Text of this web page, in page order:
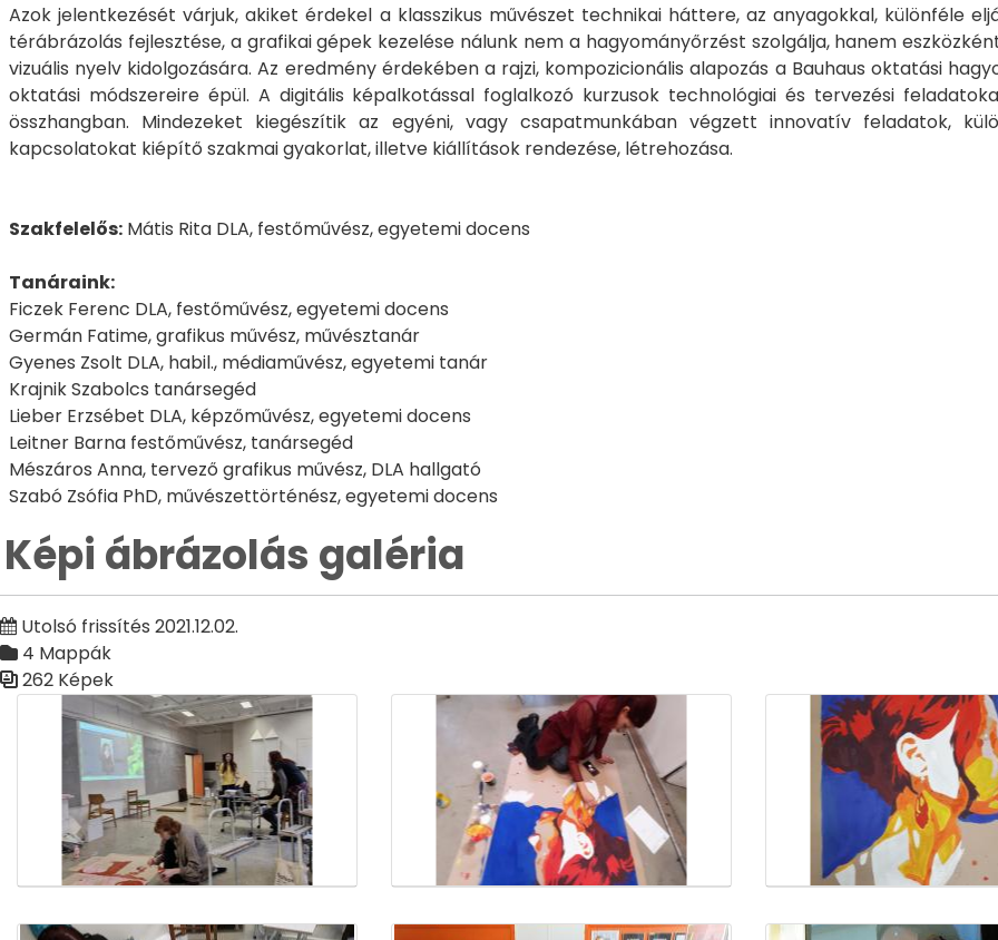
Azok jelentkezését várjuk, akiket érdekel a klasszikus művészet technikai háttere, az anyagokkal, különféle
térábrázolás fejlesztése, a grafikai gépek kezelése nálunk nem a hagyományőrzést szolgálja, hanem
vizuális nyelv kidolgozására. Az eredmény érdekében a rajzi, kompozicionális alapozás a Bauhaus oktatási
oktatási módszereire épül. A digitális képalkotással foglalkozó kurzusok technológiai és tervezési
összhangban. Mindezeket kiegészítik az egyéni, vagy csapatmunkában végzett innovatív feladatok,
kapcsolatokat kiépítő szakmai gyakorlat, illetve kiállítások rendezése, létrehozása.
Szakfelelős: Mátis Rita DLA, festőművész, egyetemi docens
Tanáraink:
Ficzek Ferenc DLA, festőművész, egyetemi docens
Germán Fatime, grafikus művész, művésztanár
Gyenes Zsolt DLA, habil., médiaművész, egyetemi tanár
Krajnik Szabolcs tanársegéd
Lieber Erzsébet DLA, képzőművész, egyetemi docens
Leitner Barna festőművész, tanársegéd
Mészáros Anna, tervező grafikus művész, DLA hallgató
Szabó Zsófia PhD, művészettörténész, egyetemi docens
Képi ábrázolás galéria
Utolsó frissítés 2021.12.02.
4 Mappák
262 Képek
Médiatár